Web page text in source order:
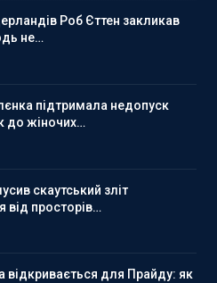
Роб Єттен закликав
не…
підтримала недопуск
до жіночих…
скаутський зліт
від просторів…
відкривається для Прайду: як